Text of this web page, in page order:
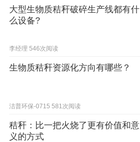
大型生物质秸秆破碎生产线都有什
么设备?
李经理 546次阅读
生物质秸秆资源化方向有哪些？
洁普环保-0715 581次阅读
秸秆：比一把火烧了更有价值和意
义的方式